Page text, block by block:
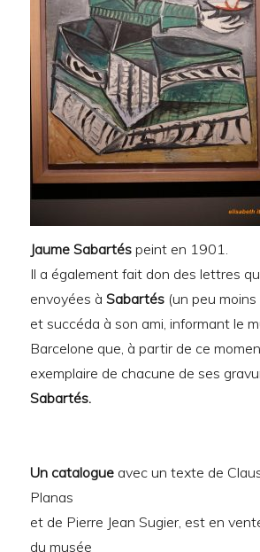
Jaume Sabartéspeint en 1901.
Il a également fait don des lettres
envoyées àSabartés (un peu
et succéda à son ami, informant le
Barcelone que, à partir de ce
exemplaire de chacune de ses
Sabartés.
Un catalogue avec un texte de
Planas
et de Pierre Jean Sugier, est en
du musée